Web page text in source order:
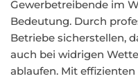
Gewerbetreibende im
Bedeutung. Durch
Betriebe sicherstellen,
auch bei widrigen
ablaufen. Mit